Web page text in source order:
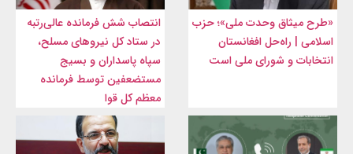
«طرح میثاق وحدت ملی»؛ حزب
اسلامی | راه‌حل افغانستان
انتخابات و شورای ملی است
انتصاب شش فرمانده عالی‌رتبه
در ستاد کل نیرو‌های مسلح،
سپاه پاسداران و بسیج
مستضعفین توسط فرمانده
معظم کل قوا